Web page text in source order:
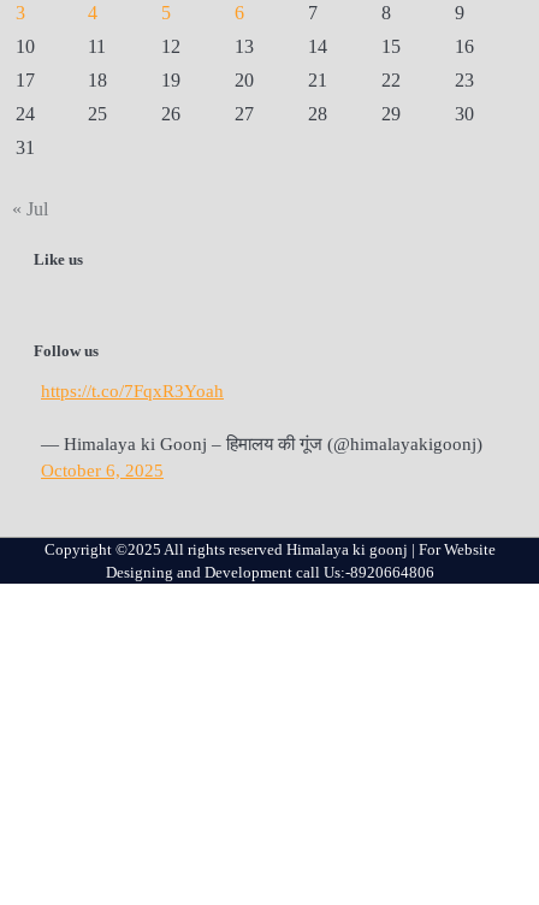
3
4 5 6 7 8
9
10
11 12 13 14 15
16
17
18 19 20 21 22
23
24
25 26 27 28 29
30
31
« Jul
Like us
Follow us
https://t.co/7FqxR3Yoah
— Himalaya ki Goonj – हिमालय की गूंज (@himalayakigoonj)
October 6, 2025
Copyright ©2025 All rights reserved Himalaya ki goonj | For Website
Designing and Development call Us:-8920664806